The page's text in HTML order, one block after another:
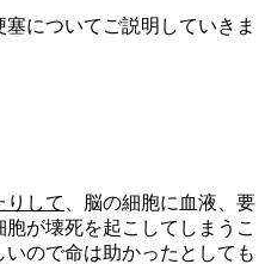
についてご説明していきま
りして
、脳の細胞に血液、要
が壊死を起こしてしまうこ
ので命は助かったとしても